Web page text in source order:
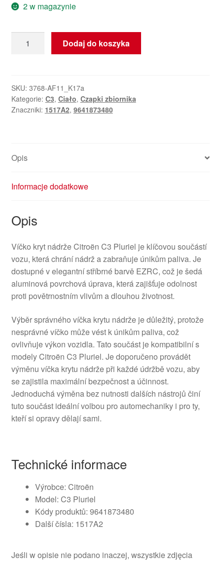
2 w magazynie
Korek
Citroën
C3
Pluriel
Dodaj do koszyka
SKU: 3768-AF11_K17a
Kategorie: C3, Ciało, Czapki zbiornika
Znaczniki: 1517A2, 9641873480
Opis
Informacje dodatkowe
Opis
Víčko kryt nádrže Citroën C3 Pluriel je klíčovou součástí
vozu, která chrání nádrž a zabraňuje únikům paliva. Je
dostupné v elegantní stříbrné barvě EZRC, což je šedá
aluminová povrchová úprava, která zajišťuje odolnost
proti povětrnostním vlivům a dlouhou životnost.
Výběr správného víčka krytu nádrže je důležitý, protože
nesprávné víčko může vést k únikům paliva, což
ovlivňuje výkon vozidla. Tato součást je kompatibilní s
modely Citroën C3 Pluriel. Je doporučeno provádět
výměnu víčka krytu nádrže při každé údržbě vozu, aby
se zajistila maximální bezpečnost a účinnost.
Jednoduchá výměna bez nutnosti dalších nástrojů činí
tuto součást ideální volbou pro automechaniky i pro ty,
kteří si opravy dělají sami.
Technické informace
Výrobce: Citroën
Model: C3 Pluriel
Kódy produktů: 9641873480
Další čísla: 1517A2
Jeśli w opisie nie podano inaczej, wszystkie zdjęcia